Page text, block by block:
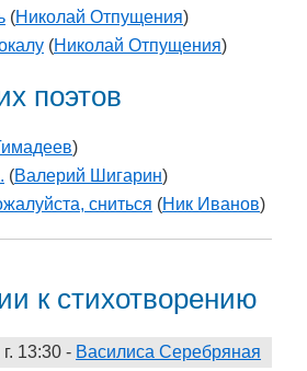
(Николай Отпущения)
(Николай Отпущения)
поэтов
)
(Валерий Шигарин)
сниться (Ник Иванов)
к стихотворению
13:30 - Василиса Серебряная